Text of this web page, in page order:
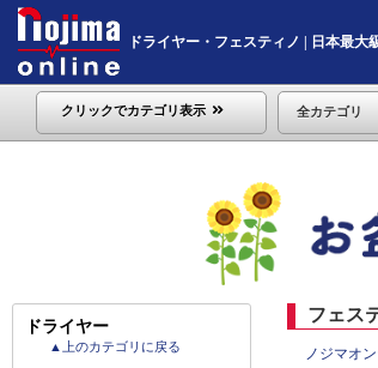
ドライヤー・フェスティノ | 日本最大
クリックでカテゴリ表示 全カテゴリ
ドライヤー
▲上のカテゴリに戻る
フェス
ノジマオ